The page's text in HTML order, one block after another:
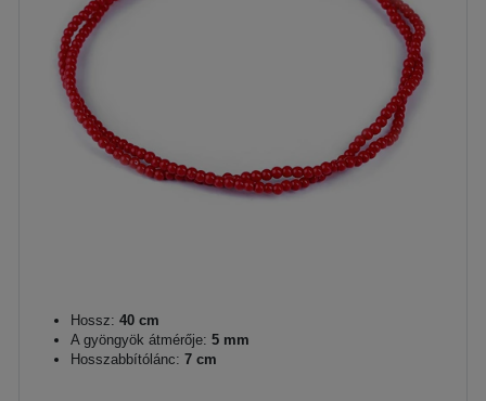
Hossz: 40 cm
A gyöngyök átmérője: 5 mm
Hosszabbítólánc: 7 cm